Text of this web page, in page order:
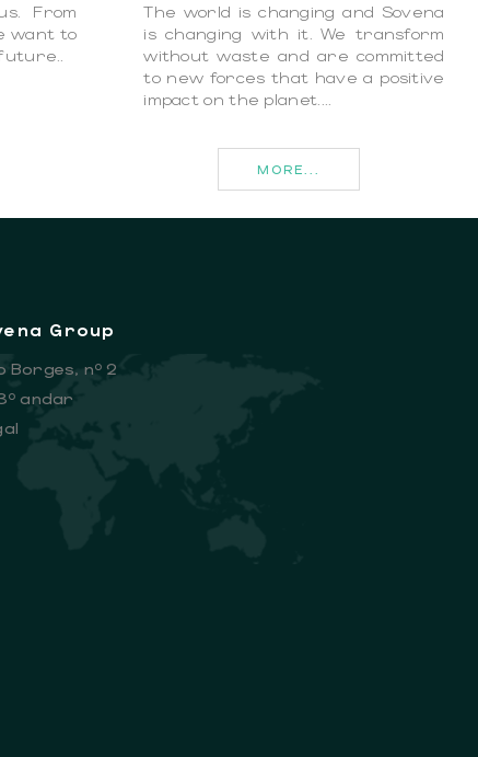
From
want to
The world is changing and Sovena
is changing with it. We transform
without waste and are committed
to new forces that have a positive
impact on the planet....
MORE...
Group
Borges, nº 2
andar